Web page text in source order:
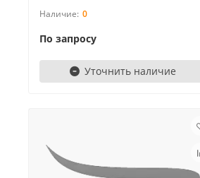
0
По запросу
Уточнить наличие